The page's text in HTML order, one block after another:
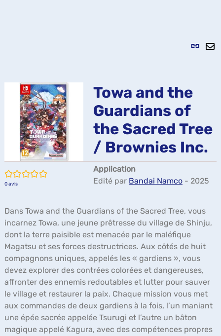
Lien
/5
0avis
Towa and the
Guardians of
the Sacred Tree
/ Brownies Inc.
Application
Edité par Bandai Namco - 2025
Dans Towa and the Guardians of the Sacred Tree, vous
incarnez Towa, une jeune prêtresse du village de Shinju,
dont la terre paisible est menacée par le maléfique
Magatsu et ses forces destructrices. Aux côtés de huit
compagnons uniques, appelés les « gardiens », vous
devez explorer des contrées colorées et dangereuses,
affronter des ennemis redoutables et lutter pour sauver
le village et restaurer la paix. Chaque mission vous met
aux commandes de deux gardiens à la fois, l’un maniant
une épée sacrée appelée Tsurugi et l’autre un bâton
magique appelé Kagura, avec des compétences propres